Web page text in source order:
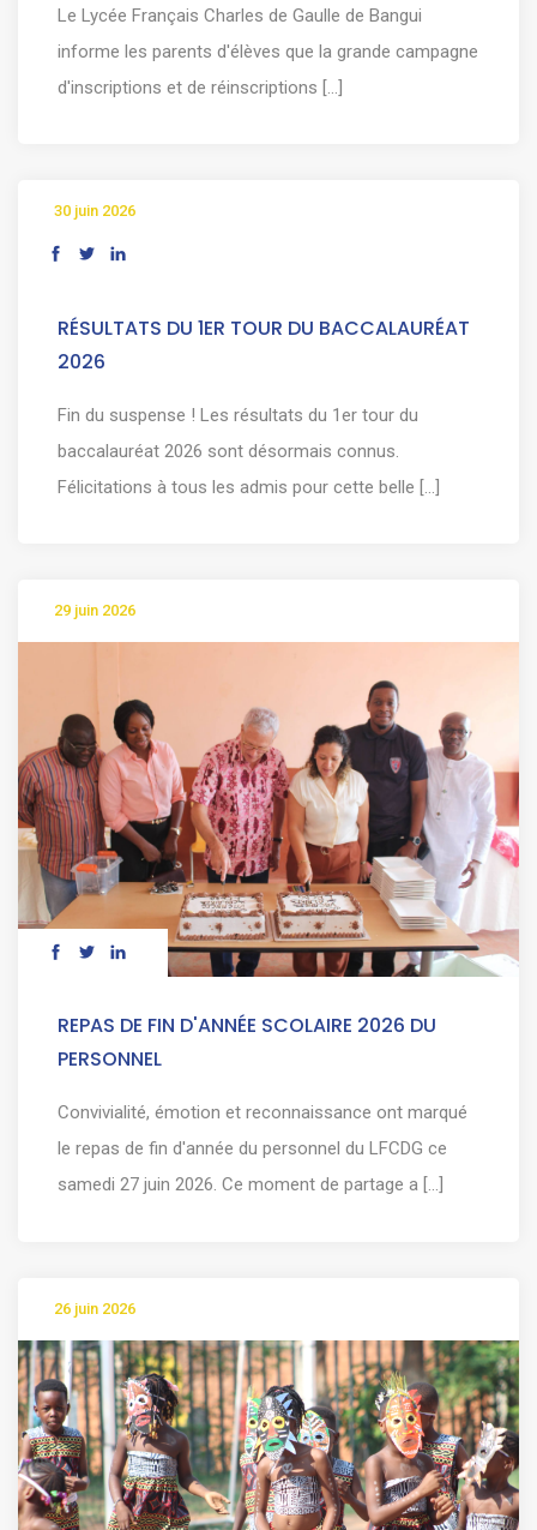
Le Lycée Français Charles de Gaulle de Bangui
informe les parents d'élèves que la grande campagne
d'inscriptions et de réinscriptions [...]
30 juin 2026
RÉSULTATS DU 1ER TOUR DU BACCALAURÉAT
2026
Fin du suspense ! Les résultats du 1er tour du
baccalauréat 2026 sont désormais connus.
Félicitations à tous les admis pour cette belle [...]
29 juin 2026
REPAS DE FIN D'ANNÉE SCOLAIRE 2026 DU
PERSONNEL
Convivialité, émotion et reconnaissance ont marqué
le repas de fin d'année du personnel du LFCDG ce
samedi 27 juin 2026. Ce moment de partage a [...]
26 juin 2026